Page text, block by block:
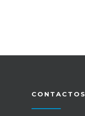
CONTACTOS